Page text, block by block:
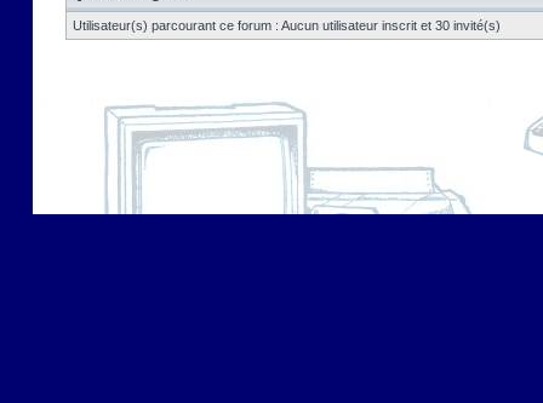
Utilisateur(s) parcourant ce forum : Aucun utilisateur inscrit et 30 invité(s)